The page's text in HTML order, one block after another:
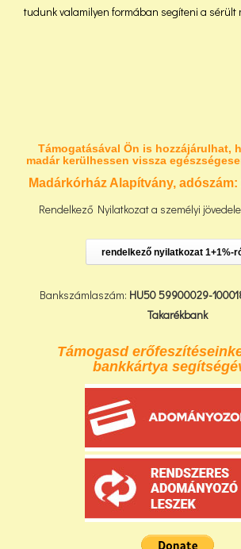
tudunk valamilyen formában segíteni a sérült
Támogatásával Ön is hozzájárulhat,
madár kerülhessen vissza
Madárkórház Alapítvány, adószám:
Rendelkező Nyilatkozat a személyi
rendelkező nyilatkozat 1+1%-
Bankszámlaszám: HU50 59900029-
Takarékbank
Támogasd
bankkártya